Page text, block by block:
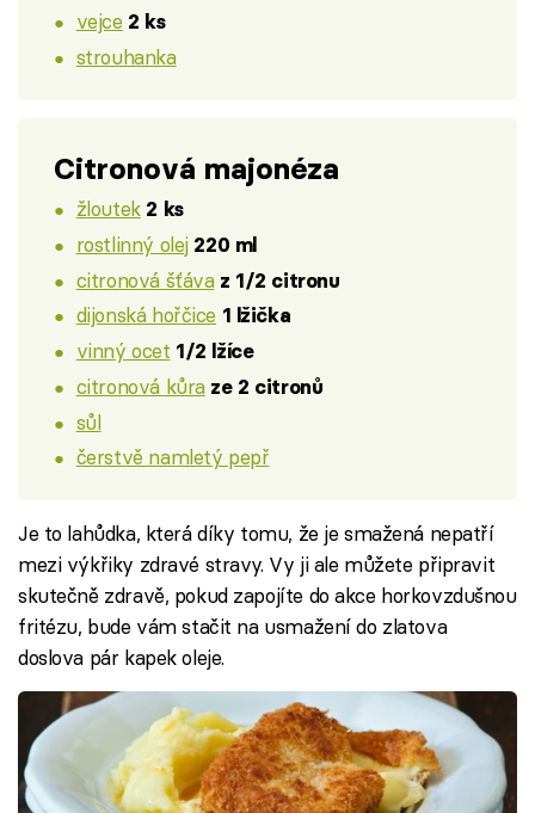
vejce 2 ks
strouhanka
Citronová majonéza
žloutek 2 ks
rostlinný olej 220 ml
citronová šťáva z 1/2 citronu
dijonská hořčice 1 lžička
vinný ocet 1/2 lžíce
citronová kůra ze 2 citronů
sůl
čerstvě namletý pepř
Je to lahůdka, která díky tomu, že je smažená nepatří
mezi výkřiky zdravé stravy. Vy ji ale můžete připravit
skutečně zdravě, pokud zapojíte do akce horkovzdušnou
fritézu, bude vám stačit na usmažení do zlatova
doslova pár kapek oleje.